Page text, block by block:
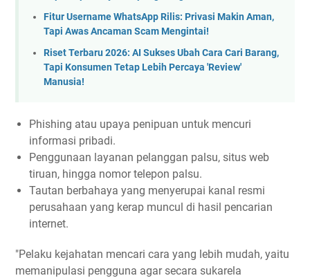
Fitur Username WhatsApp Rilis: Privasi Makin Aman,
Tapi Awas Ancaman Scam Mengintai!
Riset Terbaru 2026: AI Sukses Ubah Cara Cari Barang,
Tapi Konsumen Tetap Lebih Percaya 'Review'
Manusia!
Phishing atau upaya penipuan untuk mencuri
informasi pribadi.
Penggunaan layanan pelanggan palsu, situs web
tiruan, hingga nomor telepon palsu.
Tautan berbahaya yang menyerupai kanal resmi
perusahaan yang kerap muncul di hasil pencarian
internet.
"Pelaku kejahatan mencari cara yang lebih mudah, yaitu
memanipulasi pengguna agar secara sukarela